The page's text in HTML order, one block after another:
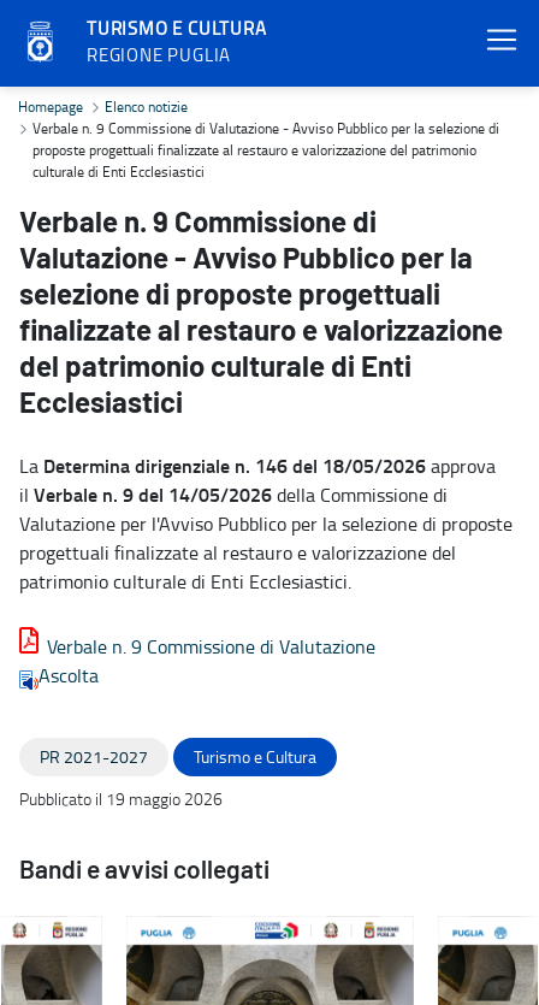
TURISMO E CULTURA
REGIONE PUGLIA
Verbale n. 9 Commissione di Valutazione - Avviso Pubblico per
Homepage
Elenco notizie
Verbale n. 9 Commissione di Valutazione - Avviso Pubblico per la selezione di
proposte progettuali finalizzate al restauro e valorizzazione del patrimonio
culturale di Enti Ecclesiastici
Verbale n. 9 Commissione di
Valutazione - Avviso Pubblico per la
selezione di proposte progettuali
finalizzate al restauro e valorizzazione
del patrimonio culturale di Enti
Ecclesiastici
La Determina dirigenziale n. 146 del 18/05/2026approva
il Verbale n. 9 del 14/05/2026della Commissione di
Valutazione per l'Avviso Pubblico per la selezione di proposte
progettuali finalizzate al restauro e valorizzazione del
patrimonio culturale di Enti Ecclesiastici.
Verbale n. 9 Commissione di Valutazione
Ascolta
PR 2021-2027
Turismo e Cultura
Pubblicato il 19 maggio 2026
Bandi e avvisi collegati